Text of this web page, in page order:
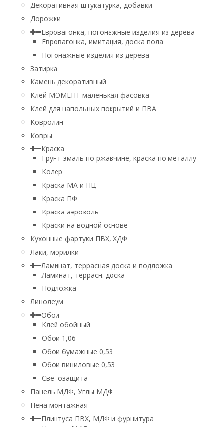
Декоративная штукатурка, добавки
Дорожки
Евровагонка, погонажные изделия из дерева
Евровагонка, имитация, доска пола
Погонажные изделия из дерева
Затирка
Камень декоративный
Клей МОМЕНТ маленькая фасовка
Клей для напольных покрытий и ПВА
Ковролин
Ковры
Краска
Грунт-эмаль по ржавчине, краска по металлу
Колер
Краска МА и НЦ
Краска ПФ
Краска аэрозоль
Краски на водной основе
Кухонные фартуки ПВХ, ХДФ
Лаки, морилки
Ламинат, террасная доска и подложка
Ламинат, террасн. доска
Подложка
Линолеум
Обои
Клей обойный
Обои 1,06
Обои бумажные 0,53
Обои виниловые 0,53
Светозащита
Панель МДФ, Углы МДФ
Пена монтажная
Плинтуса ПВХ, МДФ и фурнитура